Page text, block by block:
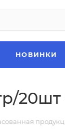
НОВИНКИ